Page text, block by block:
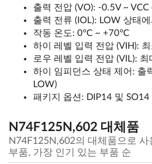
출력 전압 (VO): -0.5V ~ VCC
출력 전류 (IOL): LOW 상태
작동 온도: 0°C ~ +70°C
하이 레벨 입력 전압 (VIH):
로우 레벨 입력 전압 (VIL):
하이 임피던스 상태 제어: 출
LOW)
패키지 옵션: DIP14 및 SO14
N74F125N,602 대체품
N74F125N,602의 대체품으로 사
부품, 가장 인기 있는 부품 순